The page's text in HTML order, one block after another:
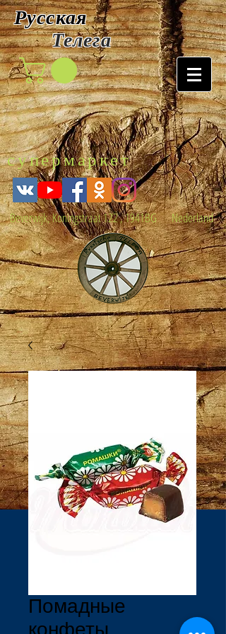
Русская
Телега
супермаркет
Beverwijk, Koningstraat 122 , 1941BG Nederland
Помадные